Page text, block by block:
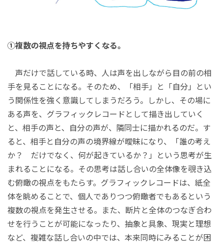
①複数の視点を持ちやすくなる。
声だけで話している時、人は声を出しながら目の前の相
手を見ることになる。そのため、「相手」と「自分」とい
う関係性を強く意識してしまうだろう。しかし、その場に
ある声を、グラフィックレコードとして描き出していく
と、相手の声と、自分の声が、隣同士に描かれるのだ。す
ると、相手と自分の声の境界線が曖昧になり、「誰の考え
か？ だけでなく、何が起きているか？」という思考が生
まれることになる。その思考は話し合いの全体像を覗き込
む俯瞰の視点をもたらす。グラフィックレコードは、紙全
体を眺めることで、個人でありつつ俯瞰者でもあるという
複数の視点を発生させる。また、断片と全体のつなぎ合わ
せを行うことが可能になったり、抽象と具象、現実と理想
など、複雑な話し合いの中では、本来同時にみることが困